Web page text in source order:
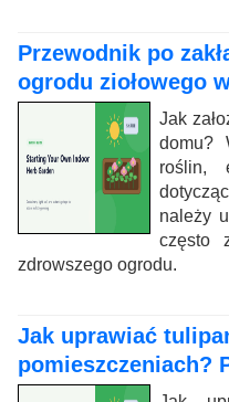
Przewodnik po
ogrodu ziołowego
Jak
domu?
roślin,
należy
często
zdrowszego ogrodu.
Jak uprawiać
pomieszczeniach?